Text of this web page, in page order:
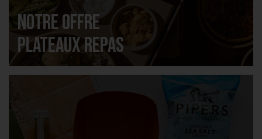
Notre offre
Plateaux repas